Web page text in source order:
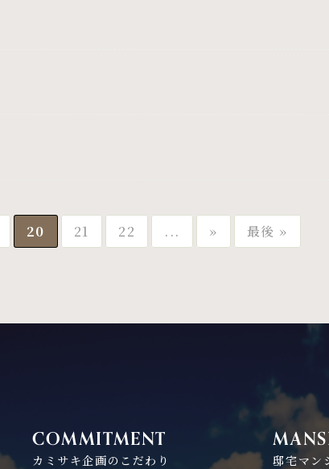
20 21 22 ... » 最後 »
COMMITMENT
カミサキ企画のこだわり 邸宅マン